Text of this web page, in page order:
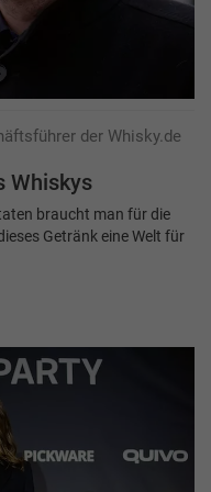
der Whisky.de
Whiskys
braucht man für die
Getränk eine Welt für